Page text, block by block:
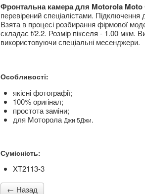
Фронтальна камера для Motorola Moto
перевірений спеціалістами.
Взята в процесі розбирання фірмової
складає f/2.2. Розмір пікселя - 1.00 мкм.
використовуючи спеціальні месенджери.
Особливості:
якісні фотографії;
100%оригінал;
простота заміни;
для Моторола Джи 5Джи.
Сумісність:
XT2113-3